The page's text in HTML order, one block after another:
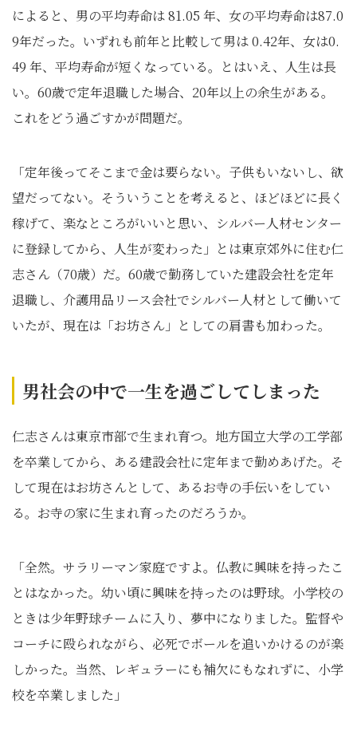
によると、男の平均寿命は 81.05 年、女の平均寿命は87.0
9年だった。いずれも前年と比較して男は 0.42年、女は0.
49 年、平均寿命が短くなっている。とはいえ、人生は長
い。60歳で定年退職した場合、20年以上の余生がある。
これをどう過ごすかが問題だ。
「定年後ってそこまで金は要らない。子供もいないし、欲
望だってない。そういうことを考えると、ほどほどに長く
稼げて、楽なところがいいと思い、シルバー人材センター
に登録してから、人生が変わった」とは東京郊外に住む仁
志さん（70歳）だ。60歳で勤務していた建設会社を定年
退職し、介護用品リース会社でシルバー人材として働いて
いたが、現在は「お坊さん」としての肩書も加わった。
男社会の中で一生を過ごしてしまった
仁志さんは東京市部で生まれ育つ。地方国立大学の工学部
を卒業してから、ある建設会社に定年まで勤めあげた。そ
して現在はお坊さんとして、あるお寺の手伝いをしてい
る。お寺の家に生まれ育ったのだろうか。
「全然。サラリーマン家庭ですよ。仏教に興味を持ったこ
とはなかった。幼い頃に興味を持ったのは野球。小学校の
ときは少年野球チームに入り、夢中になりました。監督や
コーチに殴られながら、必死でボールを追いかけるのが楽
しかった。当然、レギュラーにも補欠にもなれずに、小学
校を卒業しました」